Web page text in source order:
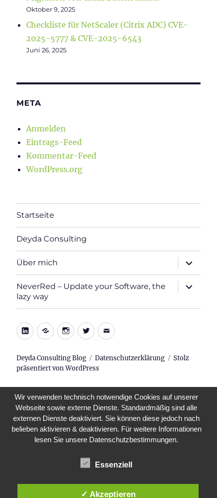
Oktober 9, 2025
Checkliste für NetScaler (Citrix ADC) CVE-
2025-5777 & CVE-2025-6543
Juni 26, 2025
META
Anmelden
Eintrags-Feed
Kommentar-Feed
WordPress.org
Startseite
Deyda Consulting
Über mich
öffnen
NeverRed – Update your Software, the
lazy way
öffnen
LinkedIn
Xing Instagram
TwitterE-
Deyda Consulting Blog Datenschutzerklärung
Stolz
präsentiert von WordPress
Wir verwenden technisch notwendige Cookies auf unserer
Webseite sowie externe Dienste. Standardmäßig sind alle
externen Dienste deaktiviert. Sie können diese jedoch nach
belieben aktivieren & deaktivieren. Für weitere Informationen
lesen Sie unsere Datenschutzbestimmungen.
Essenziell
✓ Akzeptieren